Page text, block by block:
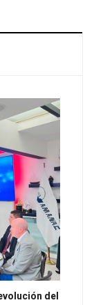
del